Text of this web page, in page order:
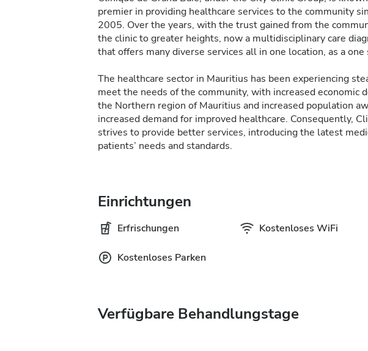
premier in providing healthcare services to the community
2005. Over the years, with the trust gained from the
the clinic to greater heights, now a multidisciplinary care
that offers many diverse services all in one location, as a one
The healthcare sector in Mauritius has been experiencing
meet the needs of the community, with increased economic
the Northern region of Mauritius and increased population
increased demand for improved healthcare. Consequently,
strives to provide better services, introducing the latest
patients’ needs and standards.
Einrichtungen
Erfrischungen Kostenloses WiFi
Kostenloses Parken
Verfügbare Behandlungstage